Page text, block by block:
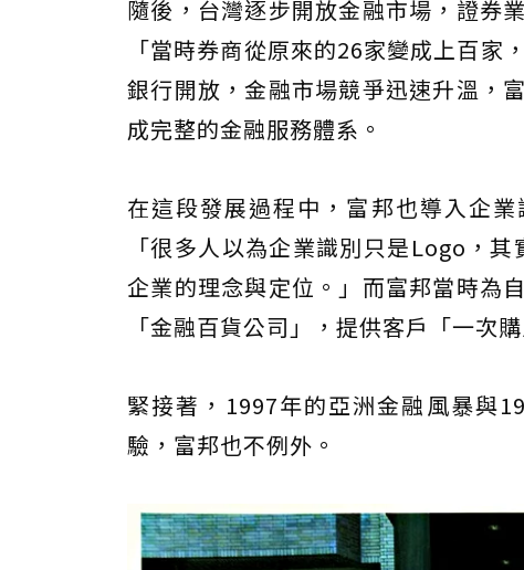
隨後，台灣逐步開放金融市場，證券
「當時券商從原來的26家變成上百
銀行開放，金融市場競爭迅速升溫，
成完整的金融服務體系。
在這段發展過程中，富邦也導入企
「很多人以為企業識別只是Logo，
企業的理念與定位。」而富邦當時為
「金融百貨公司」，提供客戶「一次
緊接著，1997年的亞洲金融風暴與
驗，富邦也不例外。